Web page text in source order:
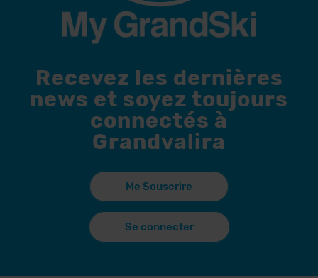
Recevez les dernières
news et soyez toujours
connectés à
Grandvalira
Me Souscrire
Se connecter